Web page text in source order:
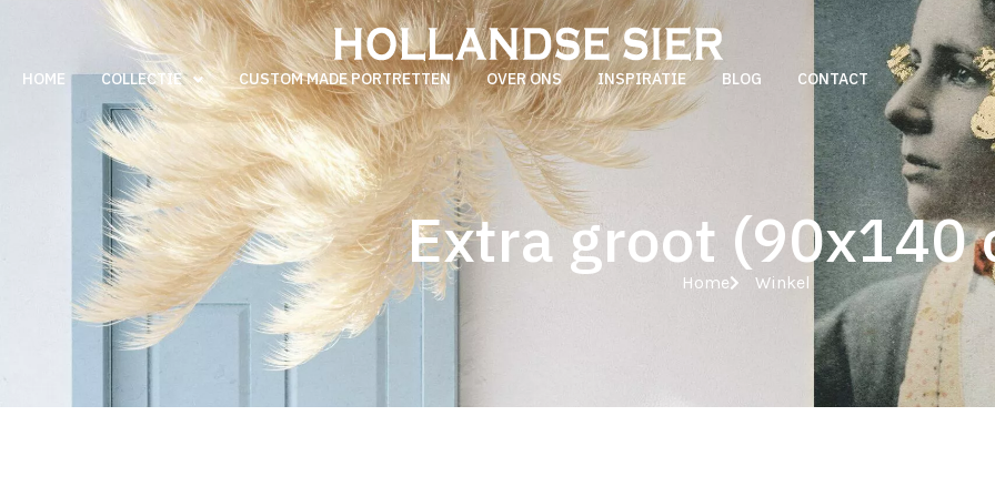
HOME COLLECTIE CUSTOM MADE PORTRETTEN OVER ONS INSPIRATIE BLOG CONTACT
Extra groot (90x140
Home Winkel